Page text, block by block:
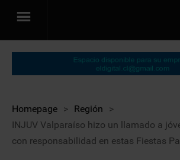
Homepage > Región
>
INJUV Valparaíso hizo un llamado a
con responsabilidad en estas Fiestas